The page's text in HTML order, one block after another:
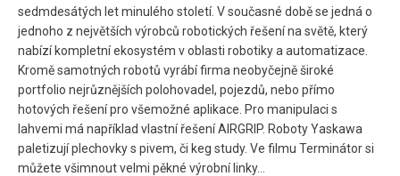
sedmdesátých let minulého století. V současné době se jedná o
jednoho z největších výrobců robotických řešení na světě, který
nabízí kompletní ekosystém v oblasti robotiky a automatizace.
Kromě samotných robotů vyrábí firma neobyčejně široké
portfolio nejrůznějších polohovadel, pojezdů, nebo přímo
hotových řešení pro všemožné aplikace. Pro manipulaci s
lahvemi má například vlastní řešení AIRGRIP. Roboty Yaskawa
paletizují plechovky s pivem, či keg study. Ve filmu Terminátor si
můžete všimnout velmi pěkné výrobní linky…